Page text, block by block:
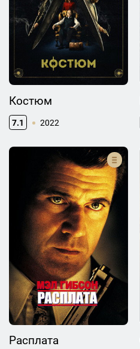
Костюм
7.1 2022
Расплата